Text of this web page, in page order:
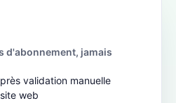
d'abonnement, jamais
validation manuelle
web